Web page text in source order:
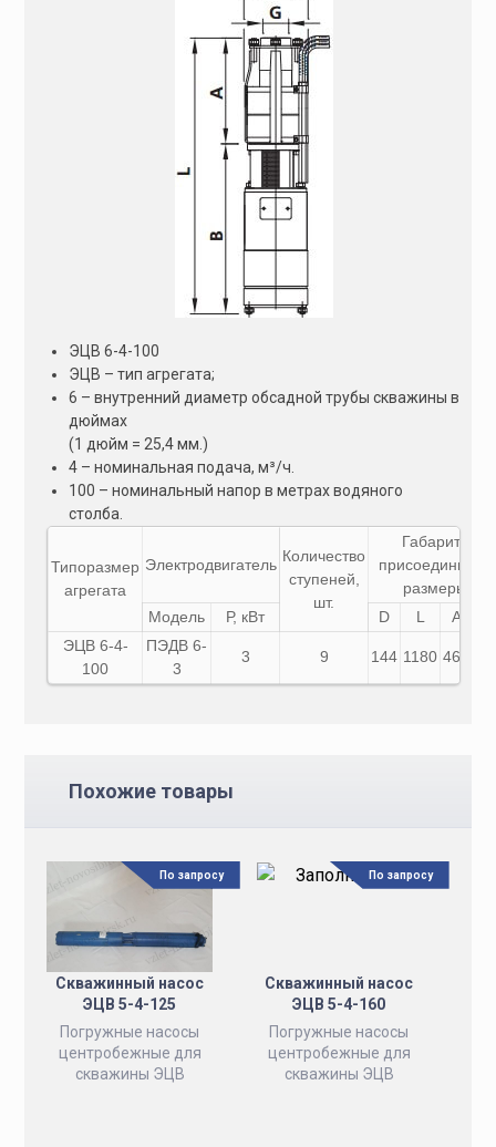
ЭЦВ 6-4-100
ЭЦВ – тип агрегата;
6 – внутренний диаметр обсадной трубы скважины в
дюймах
(1 дюйм = 25,4 мм.)
4 – номинальная подача, м³/ч.
100 – номинальный напор в метрах водяного
столба.
Типоразмер
агрегата
Электродвигатель Количество
ступеней,
шт.
Габаритные
размеры,
Модель
Р, кВт D L A
ЭЦВ 6-4-
100
ПЭДВ 6-
3
3 9 144 1180 468
Похожие товары
Скважинный насос
ЭЦВ 5-4-125
Погружные насосы
центробежные для
скважины ЭЦВ
По запросу
Скважинный насос
ЭЦВ 5-4-160
Погружные насосы
центробежные для
скважины ЭЦВ
По запросу